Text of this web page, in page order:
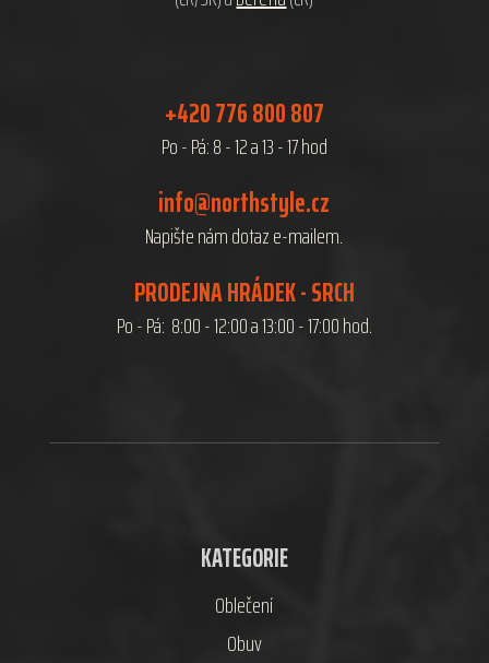
+420 776 800 807
Po - Pá: 8 - 12 a 13 - 17 hod
info@northstyle.cz
Napište nám dotaz e-mailem.
PRODEJNA HRÁDEK - SRCH
Po - Pá: 8:00 - 12:00 a 13:00 - 17:00 hod.
KATEGORIE
Oblečení
Obuv